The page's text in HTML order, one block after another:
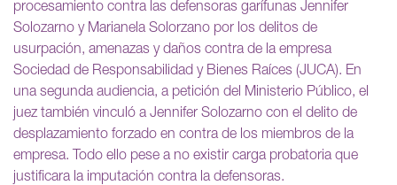
procesamiento contra las defensoras garífunas Jennifer
Solozarno y Marianela Solorzano por los delitos de
usurpación, amenazas y daños contra de la empresa
Sociedad de Responsabilidad y Bienes Raíces (JUCA). En
una segunda audiencia, a petición del Ministerio Público, el
juez también vinculó a Jennifer Solozarno con el delito de
desplazamiento forzado en contra de los miembros de la
empresa. Todo ello pese a no existir carga probatoria que
justificara la imputación contra la defensoras.